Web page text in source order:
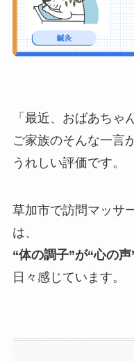
「最近、おばあちゃ
ご家族のそんな一言
うれしい評価です。
草加市で訪問マッサ
は、
“体の調子”が“心の
日々感じています。